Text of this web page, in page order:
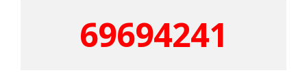
69694241